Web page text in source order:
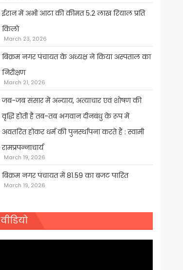
ईरान में अभी आटा की कीमत 5.2 लाख रियाल प्रति
किलो
March 23, 2026
बिक्रम नगर पंचायत के अध्यक्ष ने किया अस्पताल का
निरीक्षण
March 21, 2026
जब-जब संसार में अन्याय, अत्याचार एवं शोषण की
वृद्धि होती है तब-तब भगवान दीनबंधु के रूप में
अवतरित होकर धर्म की पुनर्स्थापना करते हैं : स्वामी
रामप्रपन्नाचार्य
March 19, 2026
बिक्रम नगर पंचायत में 81.59 का बजट पारित
March 19, 2026
वीडियो